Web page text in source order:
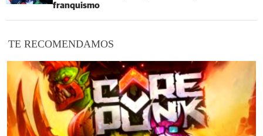
franquismo
TE RECOMENDAMOS